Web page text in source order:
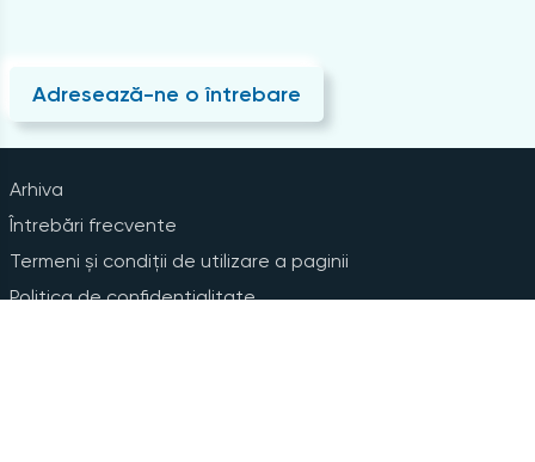
Adresează-ne o întrebare
Arhiva
Întrebări frecvente
Termeni și condiții de utilizare a paginii
Politica de confidențialitate